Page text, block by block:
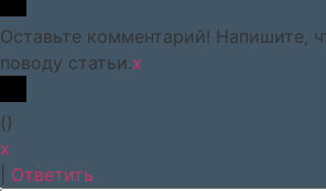
Оставьте комментарий! Напишите,
поводу статьи.x
()
x
Ответить